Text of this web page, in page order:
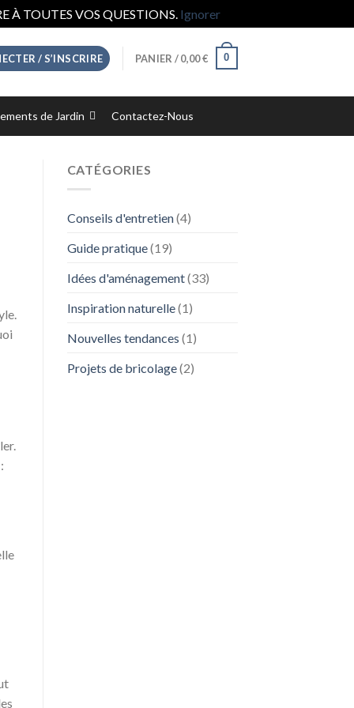
À TOUTES VOS QUESTIONS. Ignorer
/ S’INSCRIRE PANIER /0,00€ 0
de Jardin Contactez-Nous
CATÉGORIES
Conseils d'entretien(4)
Guide pratique(19)
Idées d'aménagement(33)
Inspiration naturelle(1)
Nouvelles tendances (1)
Projets de bricolage(2)